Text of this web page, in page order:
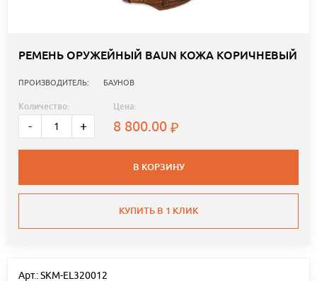
РЕМЕНЬ ОРУЖЕЙНЫЙ BAUN КОЖА КОРИЧНЕВЫЙ
ПРОИЗВОДИТЕЛЬ: БАУНОВ
Количество:
- +
Цена:
8 800.00
В КОРЗИНУ
КУПИТЬ В 1 КЛИК
Арт.: SKM-EL320012